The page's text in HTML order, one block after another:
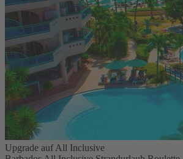
Upgrade auf All Inclusive